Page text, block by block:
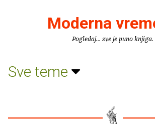
Moderna
Pogledaj... sve je puno knjiga.
Sve teme